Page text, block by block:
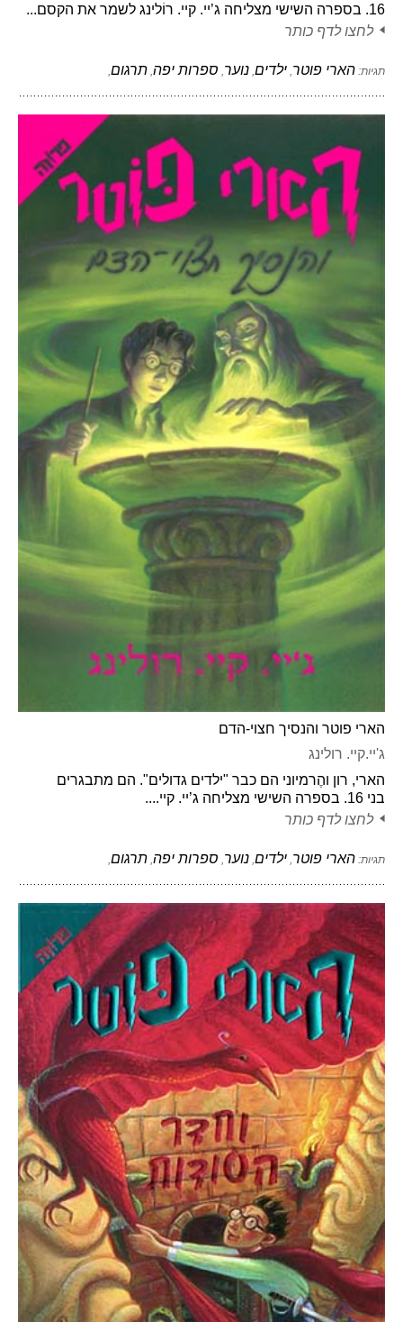
16. בספרה השישי מצליחה ג’יי. קיי. רוֹלינג לשמר את הקסם...
לחצו לדף כותר
תגיות: הארי פוטר, ילדים, נוער, ספרות יפה, תרגום,
הארי פוטר והנסיך חצוי-הדם
ג'יי.קיי. רולינג
הארי, רון והֶרמיוני הם כבר "ילדים גדולים". הם מתבגרים
בני 16. בספרה השישי מצליחה ג’יי. קיי....
לחצו לדף כותר
תגיות: הארי פוטר, ילדים, נוער, ספרות יפה, תרגום,